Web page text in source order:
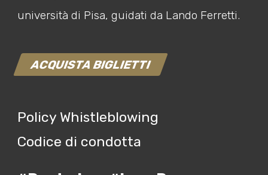
università di Pisa, guidati da Lando Ferretti.
ACQUISTA BIGLIETTI
Policy Whistleblowing
Codice di condotta